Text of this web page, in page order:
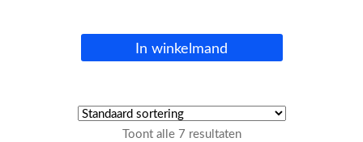
In winkelmand
Toont alle 7 resultaten